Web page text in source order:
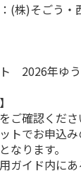
(株)そごう
2026年ゆ
ご確認くださ
トでお申込
なります。
ガイド内に